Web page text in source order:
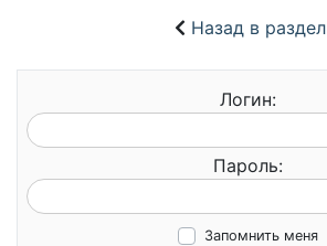
Назад в раздел
Логин:
Пароль:
Запомнить меня